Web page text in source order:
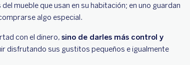
mueble que usan en su habitación; en uno guardan
algo especial.
con el dinero, sino de darles más control y
disfrutando sus gustitos pequeños e igualmente